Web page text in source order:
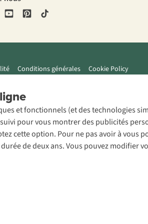
et fonctionnels (et des technologies
pour vous montrer des publicités
cette option. Pour ne pas avoir à vous
de deux ans. Vous pouvez modifier
Conditions générales Cookie Policy